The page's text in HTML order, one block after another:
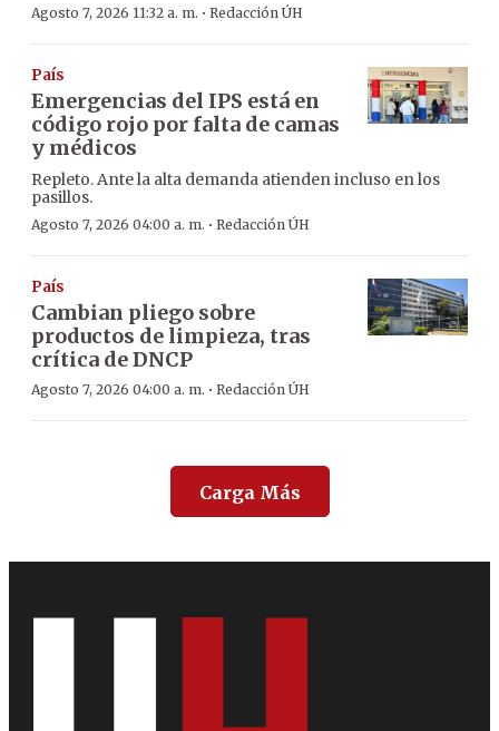
Agosto 7, 2026 11:32 a. m. · Redacción ÚH
País
Emergencias del IPS está en
código rojo por falta de camas
y médicos
Repleto. Ante la alta demanda atienden incluso en los
pasillos.
Agosto 7, 2026 04:00 a. m. · Redacción ÚH
País
Cambian pliego sobre
productos de limpieza, tras
crítica de DNCP
Agosto 7, 2026 04:00 a. m. · Redacción ÚH
Carga Más